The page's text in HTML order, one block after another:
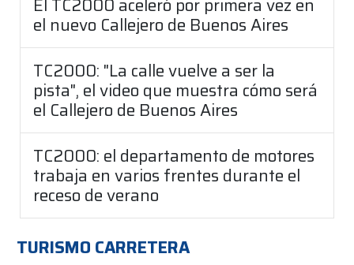
El TC2000 aceleró por primera vez en
el nuevo Callejero de Buenos Aires
TC2000: "La calle vuelve a ser la
pista", el video que muestra cómo será
el Callejero de Buenos Aires
TC2000: el departamento de motores
trabaja en varios frentes durante el
receso de verano
TURISMO CARRETERA